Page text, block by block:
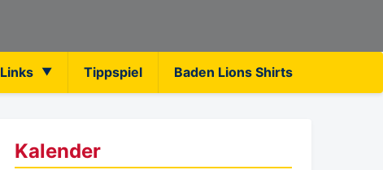
Links Tippspiel Baden Lions Shirts
Kalender